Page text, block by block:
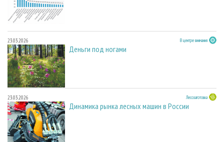
23.03.2026 В центре внимания
Деньги под ногами
23.03.2026 Лесозаготовка
Динамика рынка лесных машин в России